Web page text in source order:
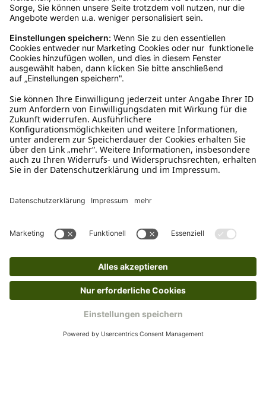
Mo – Fr 9 – 17 Uhr, Sa 9 – 13 Uhr
Ruf uns an
Schreibe uns
verkauf@schecker.de
WhatsApp Support
Tritt unserem Newsletter bei
Mehr von uns
Barrierefreiheitserklärung Impressum AGB
Datenschutz